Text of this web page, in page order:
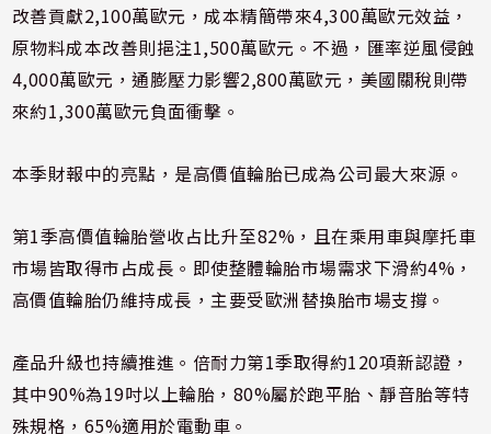
改善貢獻2,100萬歐元，成本精簡帶來4,300萬歐元效益，
原物料成本改善則挹注1,500萬歐元。不過，匯率逆風侵蝕
4,000萬歐元，通膨壓力影響2,800萬歐元，美國關稅則帶
來約1,300萬歐元負面衝擊。
本季財報中的亮點，是高價值輪胎已成為公司最大來源。
第1季高價值輪胎營收占比升至82%，且在乘用車與摩托車
市場皆取得市占成長。即使整體輪胎市場需求下滑約4%，
高價值輪胎仍維持成長，主要受歐洲替換胎市場支撐。
產品升級也持續推進。倍耐力第1季取得約120項新認證，
其中90%為19吋以上輪胎，80%屬於跑平胎、靜音胎等特
殊規格，65%適用於電動車。